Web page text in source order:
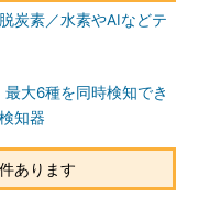
炭素／水素やAIなどテ
大6種を同時検知でき
知器
あります